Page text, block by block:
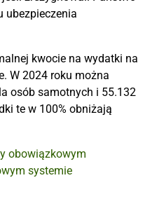
ubezpieczenia
kwocie na wydatki na
W 2024 roku można
osób samotnych i 55.132
te w 100% obniżają
obowiązkowym
systemie